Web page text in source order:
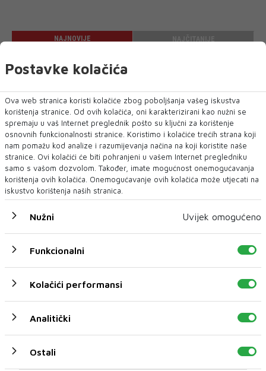
NAJNOVIJE
FBiH nema objedinjene podatke o
povučenom i uništenom mesu, prekršaji
SARAJEVO - U Federaciji Bosne i Hercegovine ne postoji
Postavke kolačića
Ova web stranica koristi kolačiće zbog poboljšanja vašeg iskustva
korištenja stranice. Od ovih kolačića, oni karakterizirani kao nužni se
spremaju u vaš Internet preglednik pošto su ključni za korištenje
osnovnih funkcionalnosti stranice. Koristimo i kolačiće trećih strana koji
nam pomažu kod analize i razumijevanja načina na koji koristite naše
stranice. Ovi kolačići će biti pohranjeni u vašem Internet pregledniku
samo s vašom dozvolom. Također, imate mogućnost onemogućavanja
korištenja ovih kolačića. Onemogućavanje ovih kolačića može utjecati na
iskustvo korištenja naših stranica.
Nužni Uvijek omogućeno
Funkcionalni
Kolačići performansi
Analitički
Ostali